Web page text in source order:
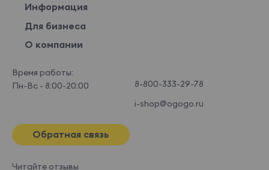
Информация
Для бизнеса
О компании
Время работы:
Пн-Вс - 8:00-20:00
8-800-333-29-78
i-shop@ogogo.ru
Обратная связь
Читайте отзывы